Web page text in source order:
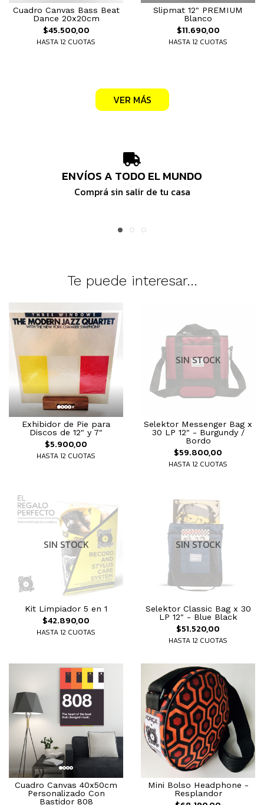
Cuadro Canvas Bass Beat
Dance 20x20cm
$45.500,00
HASTA 12 CUOTAS
Slipmat 12" PREMIUM
Blanco
$11.690,00
HASTA 12 CUOTAS
VER MÁS
ENVÍOS A TODO EL MUNDO
Comprá sin salir de tu casa
Te puede interesar...
Exhibidor de Pie para
Discos de 12" y 7"
$5.900,00
HASTA 12 CUOTAS
SIN STOCK
Selektor Messenger Bag x
30 LP 12" - Burgundy /
Bordo
$59.800,00
HASTA 12 CUOTAS
SIN STOCK
Kit Limpiador 5 en 1
$42.890,00
HASTA 12 CUOTAS
SIN STOCK
Selektor Classic Bag x 30
LP 12" - Blue Black
$51.520,00
HASTA 12 CUOTAS
Cuadro Canvas 40x50cm
Personalizado Con
Bastidor 808
Mini Bolso Headphone -
Resplandor